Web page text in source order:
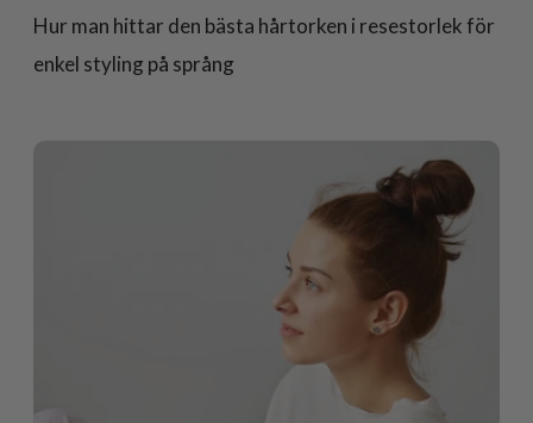
Hur man hittar den bästa hårtorken i resestorlek för
enkel styling på språng